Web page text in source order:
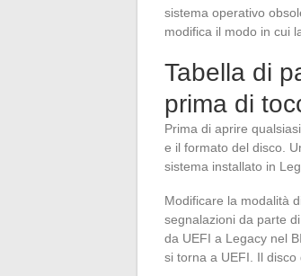
sistema operativo
modifica il modo in cui
Tabella di
prima di
Prima di aprire
e il formato del disco.
sistema installato in
Modificare la modalità
segnalazioni da parte
da UEFI a Legacy nel
si torna a UEFI. Il